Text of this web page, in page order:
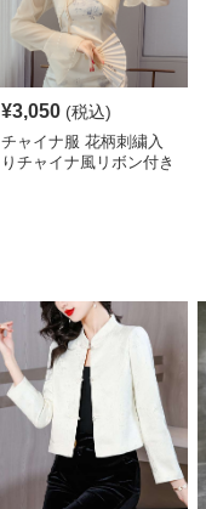
¥3,050 (税込)
チャイナ服 花柄刺繍入
りチャイナ風リボン付き